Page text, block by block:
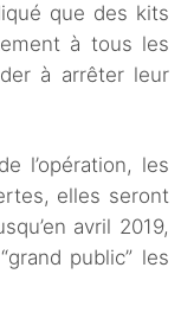
que des kits
à tous les
à arrêter leur
l’opération, les
elles seront
avril 2019,
public” les